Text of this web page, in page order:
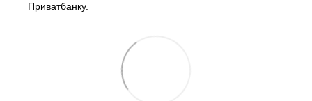
Приватбанку.